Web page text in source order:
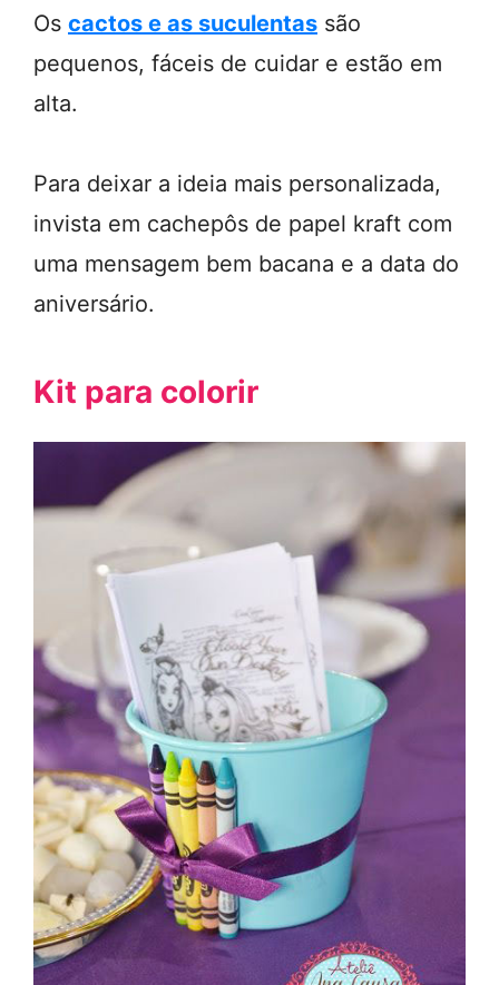
Os cactos e as suculentas são
pequenos, fáceis de cuidar e estão em
alta.
Para deixar a ideia mais personalizada,
invista em cachepôs de papel kraft com
uma mensagem bem bacana e a data do
aniversário.
Kit para colorir